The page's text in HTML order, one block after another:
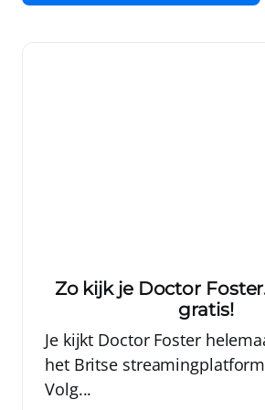
Zo kijk je Doctor
gratis!
Je kijkt Doctor Foster
het Britse
Volg...